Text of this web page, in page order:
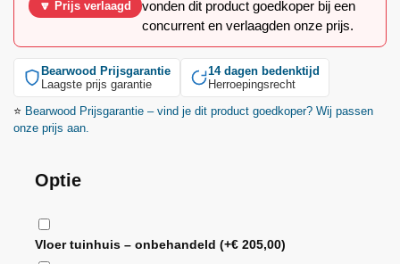
🔽 Prijs verlaagd
vonden dit product goedkoper bij een
concurrent en verlaagden onze prijs.
Bearwood Prijsgarantie
Laagste prijs garantie
14 dagen bedenktijd
Herroepingsrecht
⭐ Bearwood Prijsgarantie – vind je dit product goedkoper? Wij passen
onze prijs aan.
Optie
Vloer tuinhuis – onbehandeld(+€ 205,00)